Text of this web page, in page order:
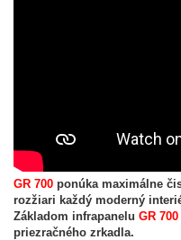
GR 700 ponúka maximálne
rozžiari každý moderný
Základom infrapanelu GR
priezračného zrkadla.